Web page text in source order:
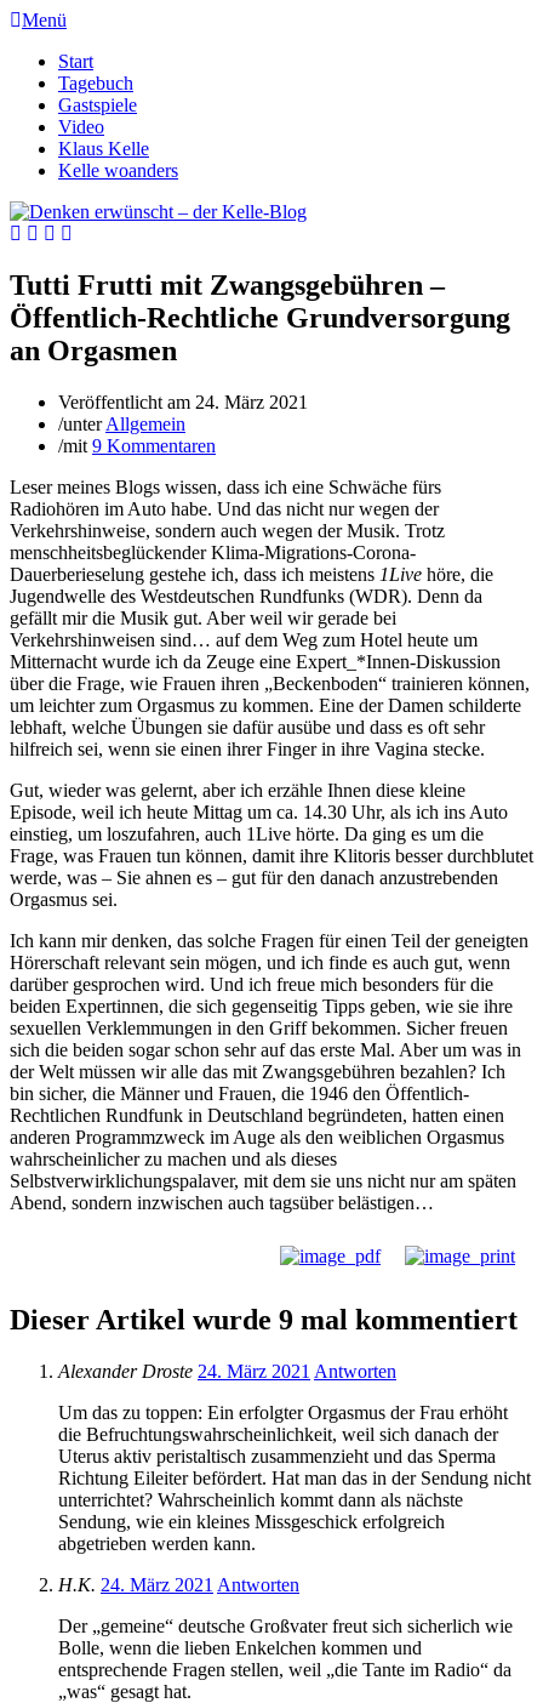
Menü
Start
Tagebuch
Gastspiele
Video
Klaus Kelle
Kelle woanders
Tutti Frutti mit Zwangsgebühren –
Öffentlich-Rechtliche Grundversorgung
an Orgasmen
Veröffentlicht am 24. März 2021
/unterAllgemein
/mit 9 Kommentaren
Leser meines Blogs wissen, dass ich eine Schwäche fürs
Radiohören im Auto habe. Und das nicht nur wegen der
Verkehrshinweise, sondern auch wegen der Musik. Trotz
menschheitsbeglückender Klima-Migrations-Corona-
Dauerberieselung gestehe ich, dass ich meistens 1Live höre, die
Jugendwelle des Westdeutschen Rundfunks (WDR). Denn da
gefällt mir die Musik gut. Aber weil wir gerade bei
Verkehrshinweisen sind… auf dem Weg zum Hotel heute um
Mitternacht wurde ich da Zeuge eine Expert_*Innen-Diskussion
über die Frage, wie Frauen ihren „Beckenboden“ trainieren können,
um leichter zum Orgasmus zu kommen. Eine der Damen schilderte
lebhaft, welche Übungen sie dafür ausübe und dass es oft sehr
hilfreich sei, wenn sie einen ihrer Finger in ihre Vagina stecke.
Gut, wieder was gelernt, aber ich erzähle Ihnen diese kleine
Episode, weil ich heute Mittag um ca. 14.30 Uhr, als ich ins Auto
einstieg, um loszufahren, auch 1Live hörte. Da ging es um die
Frage, was Frauen tun können, damit ihre Klitoris besser durchblutet
werde, was – Sie ahnen es – gut für den danach anzustrebenden
Orgasmus sei.
Ich kann mir denken, das solche Fragen für einen Teil der geneigten
Hörerschaft relevant sein mögen, und ich finde es auch gut, wenn
darüber gesprochen wird. Und ich freue mich besonders für die
beiden Expertinnen, die sich gegenseitig Tipps geben, wie sie ihre
sexuellen Verklemmungen in den Griff bekommen. Sicher freuen
sich die beiden sogar schon sehr auf das erste Mal. Aber um was in
der Welt müssen wir alle das mit Zwangsgebühren bezahlen? Ich
bin sicher, die Männer und Frauen, die 1946 den Öffentlich-
Rechtlichen Rundfunk in Deutschland begründeten, hatten einen
anderen Programmzweck im Auge als den weiblichen Orgasmus
wahrscheinlicher zu machen und als dieses
Selbstverwirklichungspalaver, mit dem sie uns nicht nur am späten
Abend, sondern inzwischen auch tagsüber belästigen…
Dieser Artikel wurde 9 mal kommentiert
Alexander Droste 24. März 2021 Antworten
Um das zu toppen: Ein erfolgter Orgasmus der Frau erhöht
die Befruchtungswahrscheinlichkeit, weil sich danach der
Uterus aktiv peristaltisch zusammenzieht und das Sperma
Richtung Eileiter befördert. Hat man das in der Sendung nicht
unterrichtet? Wahrscheinlich kommt dann als nächste
Sendung, wie ein kleines Missgeschick erfolgreich
abgetrieben werden kann.
H.K. 24. März 2021 Antworten
Der „gemeine“ deutsche Großvater freut sich sicherlich wie
Bolle, wenn die lieben Enkelchen kommen und
entsprechende Fragen stellen, weil „die Tante im Radio“ da
„was“ gesagt hat.